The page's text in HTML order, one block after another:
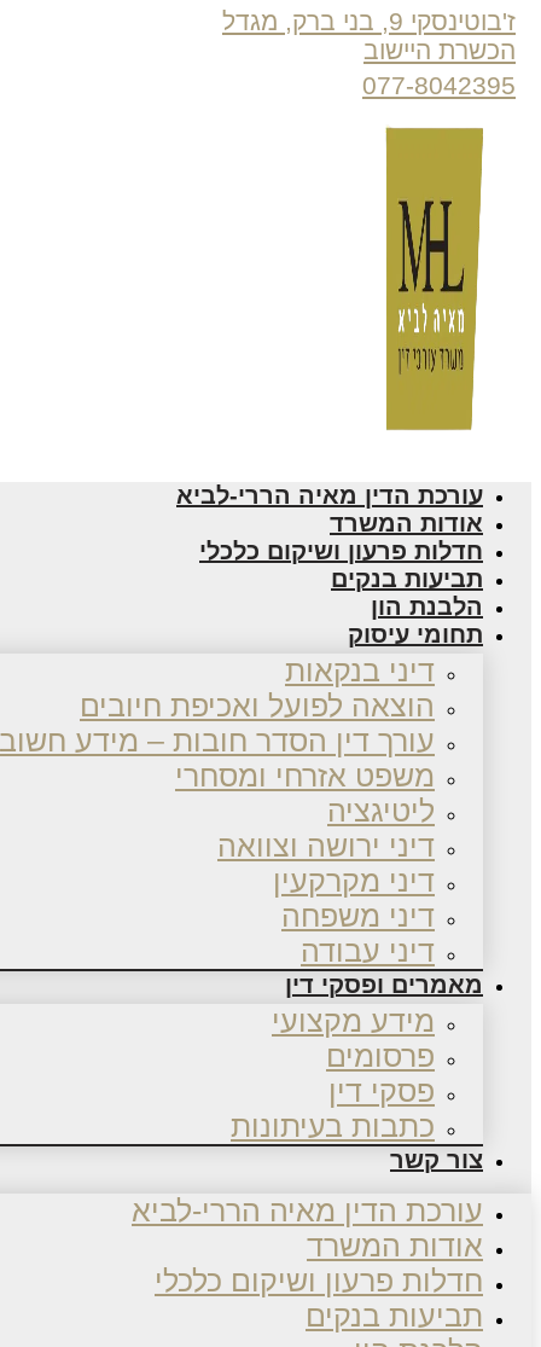
ז'בוטינסקי 9, בני ברק, מגדל
הכשרת היישוב
077-8042395
עורכת הדין מאיה הררי-לביא
אודות המשרד
חדלות פרעון ושיקום כלכלי
תביעות בנקים
הלבנת הון
תחומי עיסוק
דיני בנקאות
הוצאה לפועל ואכיפת חיובים
עורך דין הסדר חובות – מידע
משפט אזרחי ומסחרי
ליטיגציה
דיני ירושה וצוואה
דיני מקרקעין
דיני משפחה
דיני עבודה
מאמרים ופסקי דין
מידע מקצועי
פרסומים
פסקי דין
כתבות בעיתונות
צור קשר
עורכת הדין מאיה הררי-לביא
אודות המשרד
חדלות פרעון ושיקום כלכלי
תביעות בנקים